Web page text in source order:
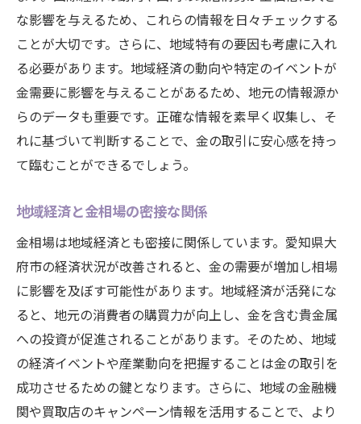
情報過多から本質を捉える方法
信頼できる情報源の選び方
市場の動きを予測する指標
愛知県大府市での金相場の最新動向を詳しく解
説
最近の市場変動とその要因
今後の市場動向を予測するためのヒント
最新動向から紐解く今後の相場
市場の変化に迅速に対応する方法
他地域との相場比較とその分析
地域特有の要因が金価格にどう影響するかを理
解する
地域特有の文化と金取引の関係
地元経済の特性がもたらす影響力
な影響を与えるため、これらの情報を日々チェックする
ことが大切です。さらに、地域特有の要因も考慮に入れ
る必要があります。地域経済の動向や特定のイベントが
金需要に影響を与えることがあるため、地元の情報源か
らのデータも重要です。正確な情報を素早く収集し、そ
れに基づいて判断することで、金の取引に安心感を持っ
て臨むことができるでしょう。
地域経済と金相場の密接な関係
金相場は地域経済とも密接に関係しています。愛知県大
府市の経済状況が改善されると、金の需要が増加し相場
に影響を及ぼす可能性があります。地域経済が活発にな
ると、地元の消費者の購買力が向上し、金を含む貴金属
への投資が促進されることがあります。そのため、地域
の経済イベントや産業動向を把握することは金の取引を
成功させるための鍵となります。さらに、地域の金融機
関や買取店のキャンペーン情報を活用することで、より